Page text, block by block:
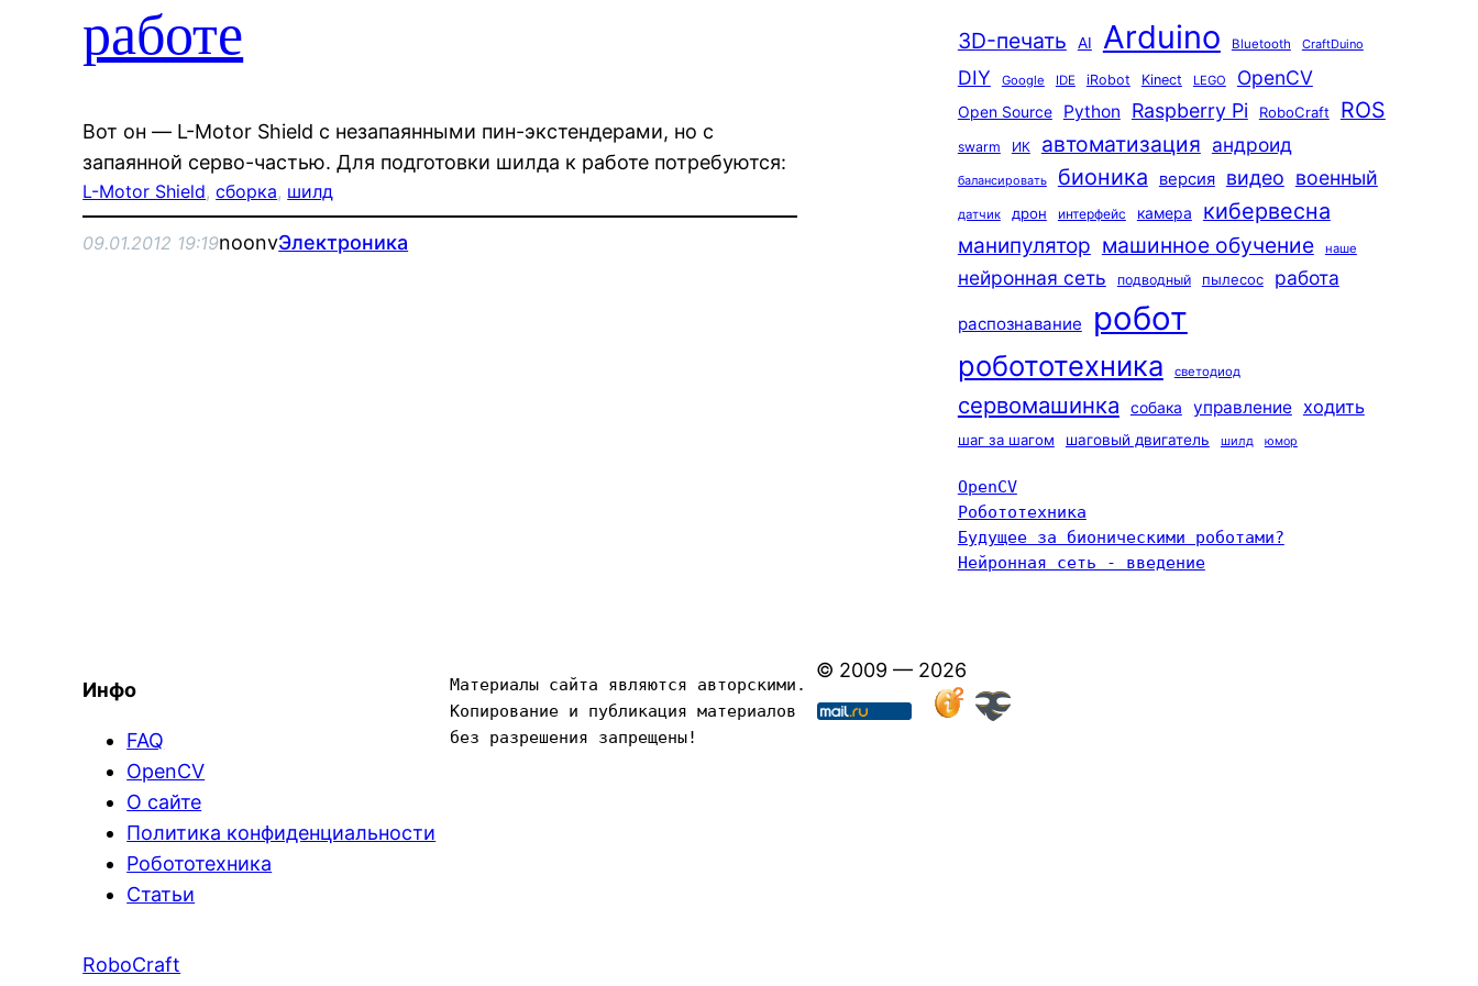
работе
Вот он — L-Motor Shield с незапаянными пин-экстендерами, но с
запаянной серво-частью. Для подготовки шилда к работе потребуются:
L-Motor Shield, сборка, шилд
09.01.2012 19:19noonvЭлектроника
3D-печать AI Arduino Bluetooth CraftDuino
DIY Google IDE iRobot Kinect LEGO OpenCV
Open Source Python Raspberry Pi RoboCraft ROS
swarm ИК автоматизация андроид
балансировать бионика версия видео военный
датчик дрон интерфейс камера кибервесна
манипулятор машинное обучение наше
нейронная сеть подводный пылесос работа
распознавание робот
робототехника светодиод
сервомашинка собака управление ходить
шаг за шагом шаговый двигатель шилд юмор
OpenCV
Робототехника
Будущее за бионическими роботами?
Нейронная сеть - введение
Инфо
FAQ
OpenCV
О сайте
Политика конфиденциальности
Робототехника
Статьи
Материалы сайта являются авторскими.
Копирование и публикация материалов
без разрешения запрещены!
© 2009 — 2026
RoboCraft